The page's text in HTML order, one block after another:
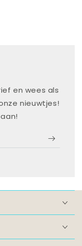
en wees als
nieuwtjes!